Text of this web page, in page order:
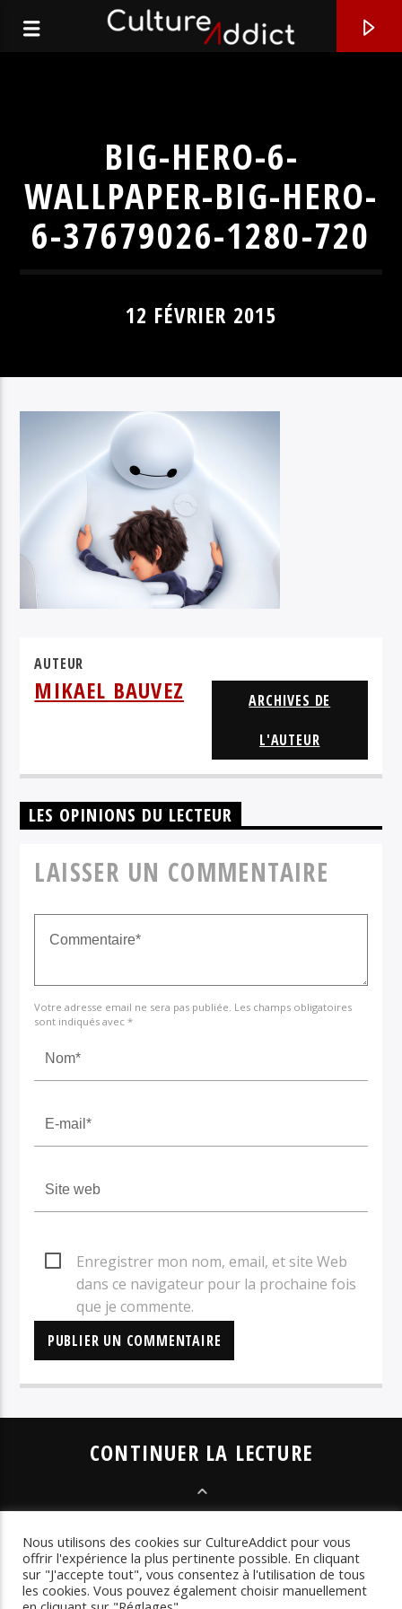
VOLCANO
GUSSSTAVE
BIG-HERO-6-
WALLPAPER-BIG-HERO-
6-37679026-1280-720
12 FÉVRIER 2015
AUTEUR
MIKAEL BAUVEZ
ARCHIVES DE
L'AUTEUR
LES OPINIONS DU LECTEUR
LAISSER UN COMMENTAIRE
Votre adresse email ne sera pas publiée. Les champs obligatoires
sont indiqués avec *
Enregistrer mon nom, email, et site Web
dans ce navigateur pour la prochaine fois
que je commente.
CONTINUER LA LECTURE
LES SÉLECTIONS
LES CHRONIQUES
LES INTERVIEWS
LA
WEBRADIO
LES
Nous utilisons des cookies sur CultureAddict pour vous
offrir l'expérience la plus pertinente possible. En cliquant
sur "J'accepte tout", vous consentez à l'utilisation de tous
les cookies. Vous pouvez également choisir manuellement